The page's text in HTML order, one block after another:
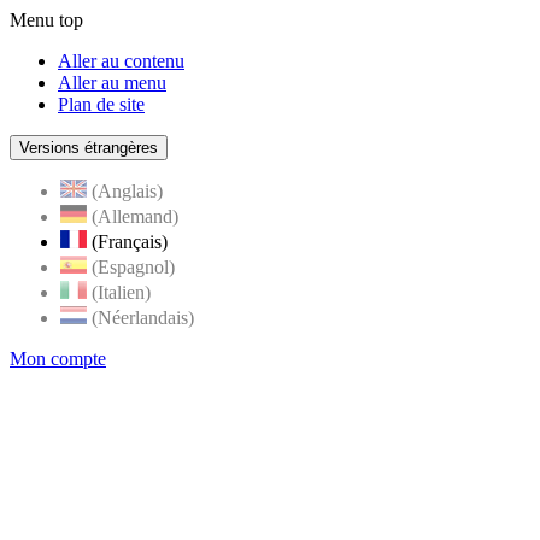
Menu top
Aller au contenu
Aller au menu
Plan de site
Versions étrangères
(Anglais)
(Allemand)
(Français)
(Espagnol)
(Italien)
(Néerlandais)
Mon compte